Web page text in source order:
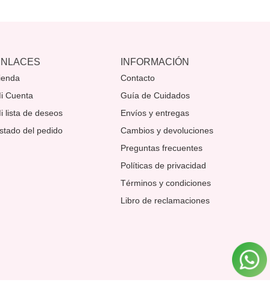
Cuenta
lista de deseos
del pedido
INFORMACIÓN
Contacto
Guía de Cuidados
Envíos y entregas
Cambios y devoluciones
Preguntas frecuentes
Políticas de privacidad
Términos y condiciones
Libro de reclamaciones